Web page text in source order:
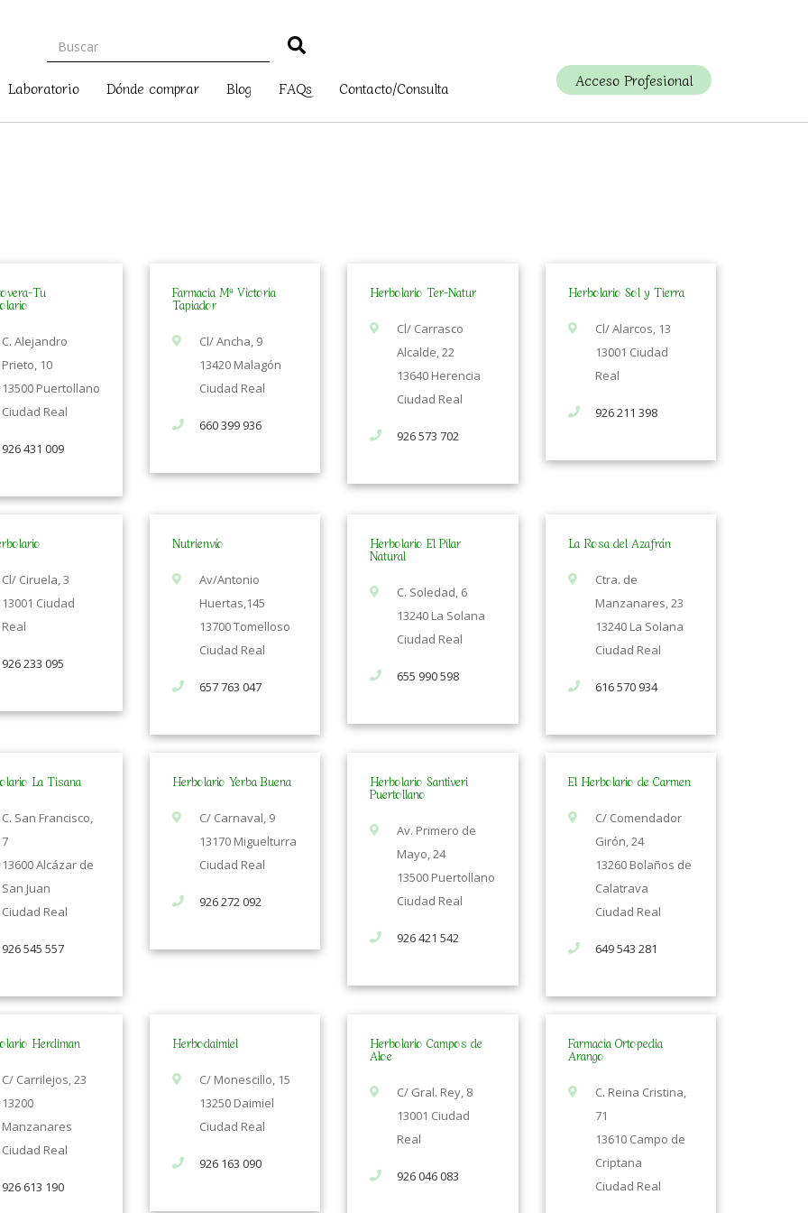
Acceso Profesional
Laboratorio Dónde comprar Blog FAQs Contacto/Consulta
Tu
C. Alejandro
Prieto, 10
13500 Puertollano
Ciudad Real
926 431 009
Farmacia Mª Victoria
Tapiador
Cl/ Ancha, 9
13420 Malagón
Ciudad Real
660 399 936
Herbolario Ter-Natur
Cl/ Carrasco
Alcalde, 22
13640 Herencia
Ciudad Real
926 573 702
Herbolario Sol y Tierra
Cl/ Alarcos, 13
13001 Ciudad
Real
926 211 398
Cl/ Ciruela, 3
13001 Ciudad
Real
926 233 095
Nutrienvío
Av/Antonio
Huertas,145
13700 Tomelloso
Ciudad Real
657 763 047
Herbolario El Pilar
Natural
C. Soledad, 6
13240 La Solana
Ciudad Real
655 990 598
La Rosa del Azafrán
Ctra. de
Manzanares, 23
13240 La Solana
Ciudad Real
616 570 934
La Tisana
C. San Francisco,
7
13600 Alcázar de
San Juan
Ciudad Real
926 545 557
Herbolario Yerba Buena
C/ Carnaval, 9
13170 Miguelturra
Ciudad Real
926 272 092
Herbolario Santiveri
Puertollano
Av. Primero de
Mayo, 24
13500 Puertollano
Ciudad Real
926 421 542
El Herbolario de Carmen
C/ Comendador
Girón, 24
13260 Bolaños de
Calatrava
Ciudad Real
649 543 281
Herdiman
C/ Carrilejos, 23
13200
Manzanares
Ciudad Real
926 613 190
Herbodaimiel
C/ Monescillo, 15
13250 Daimiel
Ciudad Real
926 163 090
Herbolario Campos de
Aloe
C/ Gral. Rey, 8
13001 Ciudad
Real
926 046 083
Farmacia Ortopedia
Arango
C. Reina Cristina,
71
13610 Campo de
Criptana
Ciudad Real